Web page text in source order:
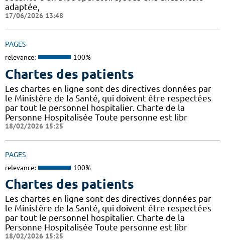
adaptée,
17/06/2026 13:48
PAGES
relevance: 100%
Chartes des patients
Les chartes en ligne sont des directives données par
le Ministère de la Santé, qui doivent être respectées
par tout le personnel hospitalier. Charte de la
Personne Hospitalisée Toute personne est libr
18/02/2026 15:25
PAGES
relevance: 100%
Chartes des patients
Les chartes en ligne sont des directives données par
le Ministère de la Santé, qui doivent être respectées
par tout le personnel hospitalier. Charte de la
Personne Hospitalisée Toute personne est libr
18/02/2026 15:25